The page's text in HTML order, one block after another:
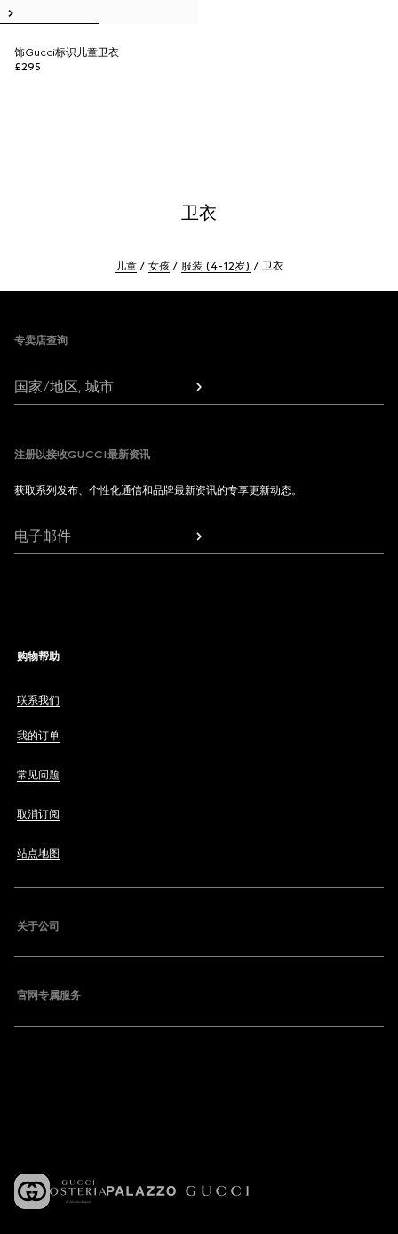
饰Gucci标识儿童卫衣
£295
卫衣
儿童 女孩 服装 (4-12岁) 卫衣
专卖店查询
国家/地区, 城市
注册以接收GUCCI最新资讯
获取系列发布、个性化通信和品牌最新资讯的专享更新动态。
电子邮件
购物帮助
联系我们
我的订单
常见问题
取消订阅
站点地图
关于公司
官网专属服务